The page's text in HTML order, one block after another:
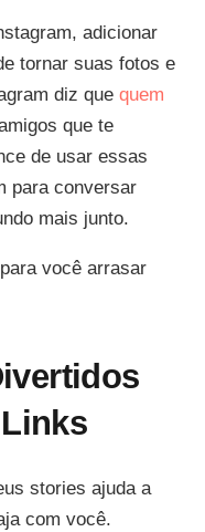
adicionar
tornar suas fotos e
diz que quem
que te
de usar essas
para conversar
mais junto.
você arrasar
stories ajuda a
com você.